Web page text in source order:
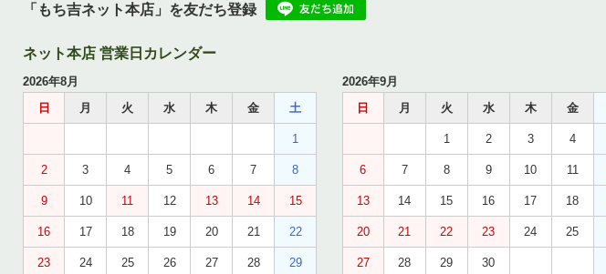
「もち吉ネット本店」を友だち登録
ネット本店 営業日カレンダー
2026年8月
日
月 火 水 木 金 土
1
2 3 4 5 6 7 8
9 10 11 12 13 14 15
16 17 18 19 20 21 22
23 24 25 26 27 28 29
2026年9月
日
月 火 水 木 金
1 2 3 4
6 7 8 9 10 11
13 14 15 16 17 18
20 21 22 23 24 25
27 28 29 30